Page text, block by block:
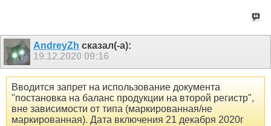
AndreyZh сказал(-а):
19.12.2020 09:16
Вводится запрет на использование документа
"постановка на баланс продукции на второй регистр",
вне зависимости от типа (маркированная/не
маркированная). Дата включения 21 декабря 2020г